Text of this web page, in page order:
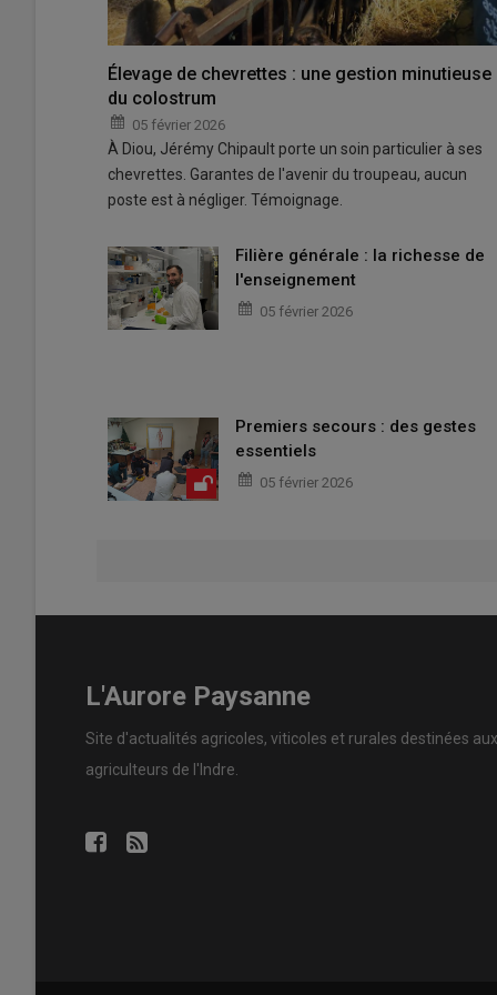
Élevage de chevrettes : une gestion minutieuse
du colostrum
05 février 2026
À Diou, Jérémy Chipault porte un soin particulier à ses
chevrettes. Garantes de l'avenir du troupeau, aucun
poste est à négliger. Témoignage.
Filière générale : la richesse de
l'enseignement
05 février 2026
Premiers secours : des gestes
essentiels
05 février 2026
L'Aurore Paysanne
Site d'actualités agricoles, viticoles et rurales destinées aux
agriculteurs de l'Indre.